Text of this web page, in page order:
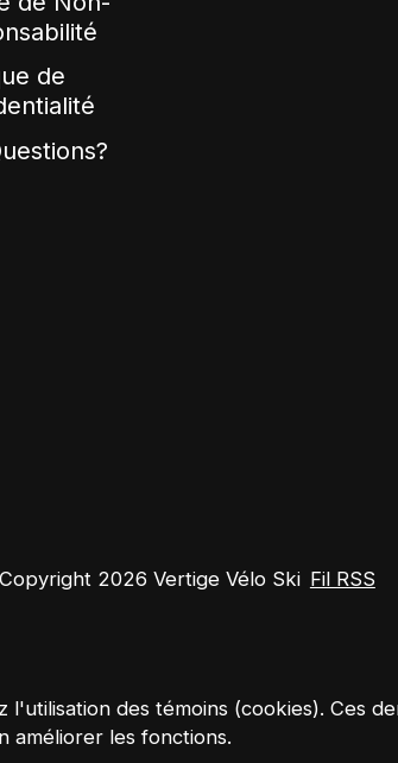
de
2026 Vertige Vélo Ski Fil RSS
l'utilisation des témoins (cookies). Ces
améliorer les fonctions.